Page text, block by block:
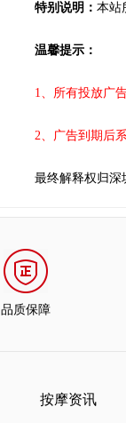
特别说明： 本站
温馨提示：
1、所有投放广告
2、广告到期后系
最终解释权归深圳
品质保障
按摩资讯